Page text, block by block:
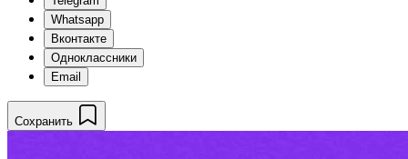
Whatsapp
Вконтакте
Одноклассники
Email
Сохранить